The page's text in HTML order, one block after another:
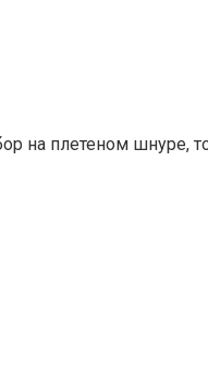
на плетеном шнуре,